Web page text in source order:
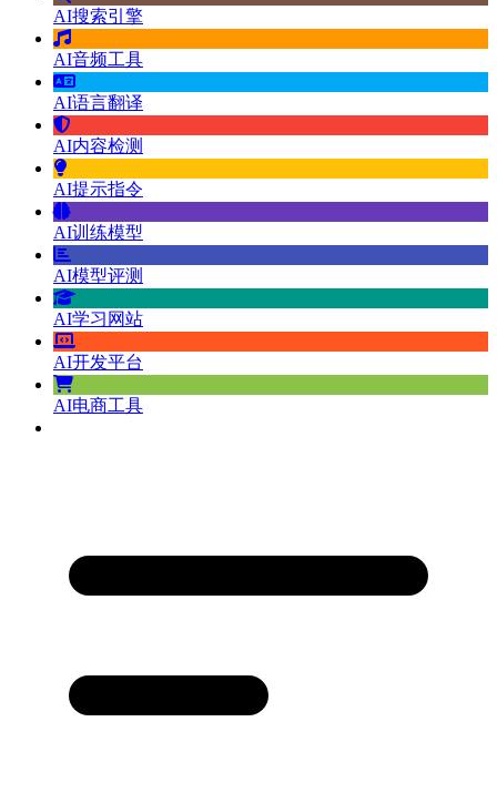
AI搜索引擎
AI音频工具
AI语言翻译
AI内容检测
AI提示指令
AI训练模型
AI模型评测
AI学习网站
AI开发平台
AI电商工具